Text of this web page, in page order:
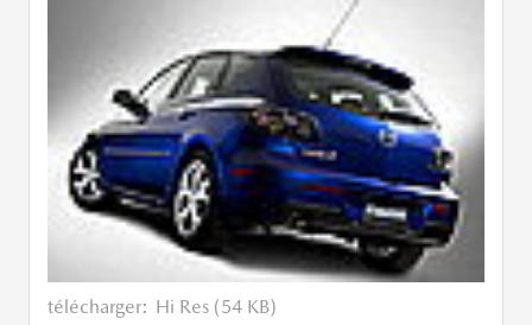
télécharger: Hi Res (54 KB)